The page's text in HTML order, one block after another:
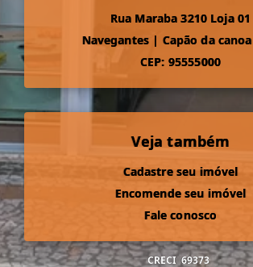
Rua Maraba 3210 Loja 01
Navegantes | Capão da canoa
CEP: 95555000
Veja também
Cadastre seu imóvel
Encomende seu imóvel
Fale conosco
CRECI 69373